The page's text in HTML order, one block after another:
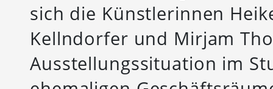
sich die Künstlerinnen
Kellndorfer und Mirjam
Ausstellungssituation im